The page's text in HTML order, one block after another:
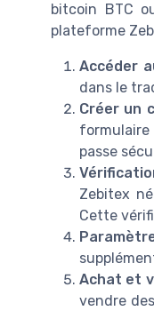
bitcoin BTC
plateforme
Accéder
dans le
Créer un
formulaire
passe
Zebitex
Cette
Achat et
vendre